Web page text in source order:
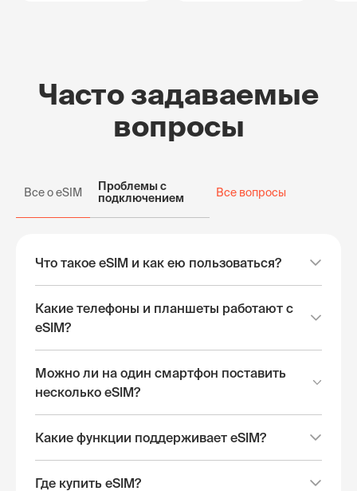
Часто задаваемые
вопросы
Все о eSIM
Проблемы с
подключением
Все вопросы
Что такое eSIM и как ею пользоваться?
Какие телефоны и планшеты работают с
eSIM?
Можно ли на один смартфон поставить
несколько eSIM?
Какие функции поддерживает eSIM?
Где купить eSIM?